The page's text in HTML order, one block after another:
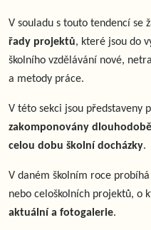
V souladu s touto tendencí se
řady projektů, které jsou do
školního vzdělávání nové,
a metody práce.
V této sekci jsou představeny
zakomponovány
celou dobu školní docházky.
V daném školním roce
nebo celoškolních projektů, o
aktuální a fotogalerie.